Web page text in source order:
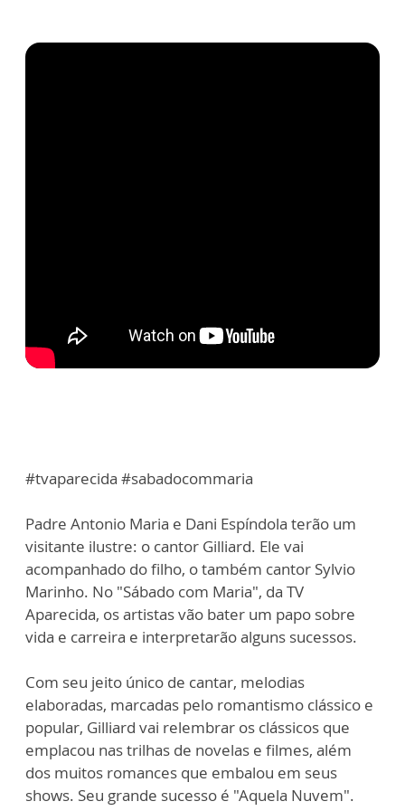
#tvaparecida #sabadocommaria
Padre Antonio Maria e Dani Espíndola terão um
visitante ilustre: o cantor Gilliard. Ele vai
acompanhado do filho, o também cantor Sylvio
Marinho. No "Sábado com Maria", da TV
Aparecida, os artistas vão bater um papo sobre
vida e carreira e interpretarão alguns sucessos.
Com seu jeito único de cantar, melodias
elaboradas, marcadas pelo romantismo clássico e
popular, Gilliard vai relembrar os clássicos que
emplacou nas trilhas de novelas e filmes, além
dos muitos romances que embalou em seus
shows. Seu grande sucesso é "Aquela Nuvem".